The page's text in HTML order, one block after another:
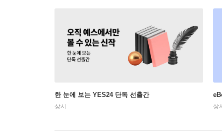
한 눈에 보는 YES24 단독 선출간
상시 상